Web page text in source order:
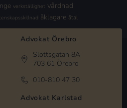
verkställighet vårdnad
åklagare åtal
Advokat Örebro
Slottsgatan 8A
703 61 Örebro
010-810 47 30
Advokat Karlstad